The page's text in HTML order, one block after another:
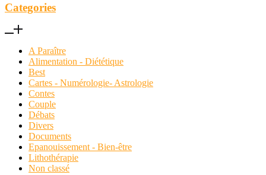
Categories
A Paraître
Alimentation - Diététique
Best
Cartes - Numérologie- Astrologie
Contes
Couple
Débats
Divers
Documents
Epanouissement - Bien-être
Lithothérapie
Non classé